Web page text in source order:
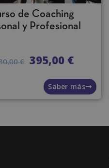
de Coaching
y Profesional
€ 395,00 €
Saber más